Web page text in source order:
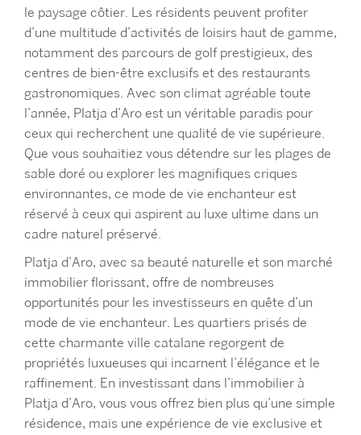
le paysage côtier. Les résidents peuvent profiter
d’une multitude d’activités de loisirs haut de gamme,
notamment des parcours de golf prestigieux, des
centres de bien-être exclusifs et des restaurants
gastronomiques. Avec son climat agréable toute
l’année, Platja d’Aro est un véritable paradis pour
ceux qui recherchent une qualité de vie supérieure.
Que vous souhaitiez vous détendre sur les plages de
sable doré ou explorer les magnifiques criques
environnantes, ce mode de vie enchanteur est
réservé à ceux qui aspirent au luxe ultime dans un
cadre naturel préservé.
Platja d’Aro, avec sa beauté naturelle et son marché
immobilier florissant, offre de nombreuses
opportunités pour les investisseurs en quête d’un
mode de vie enchanteur. Les quartiers prisés de
cette charmante ville catalane regorgent de
propriétés luxueuses qui incarnent l’élégance et le
raffinement. En investissant dans l’immobilier à
Platja d’Aro, vous vous offrez bien plus qu’une simple
résidence, mais une expérience de vie exclusive et